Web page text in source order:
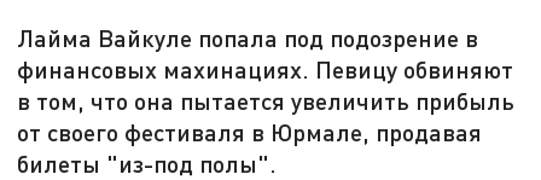
Лайма Вайкуле попала под подозрение в
финансовых махинациях. Певицу обвиняют
в том, что она пытается увеличить прибыль
от своего фестиваля в Юрмале, продавая
билеты "из-под полы".